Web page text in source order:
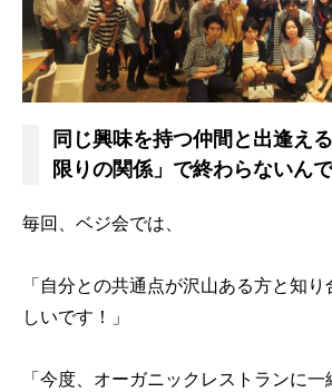
同じ興味を持つ仲間と出逢え
限りの関係」で終わらないんで
毎回、ベジ会では、
「自分との共通点が沢山ある方と知
しいです！」
「今度、オーガニックレストランに